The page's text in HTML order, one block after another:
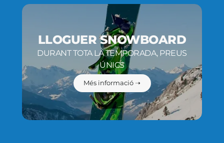
LLOGUER SNOWBOARD
DURANT TOTA LA TEMPORADA, PREUS
ÚNICS
Més informació ➝